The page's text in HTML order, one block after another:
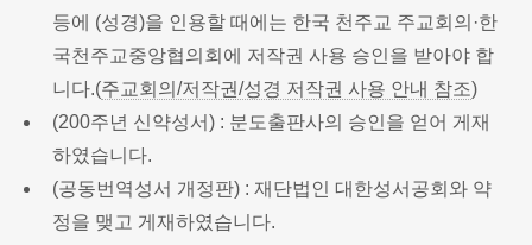
등에 (성경)을 인용할 때에는 한국 천주교 주교회의·한
국천주교중앙협의회에 저작권 사용 승인을 받아야 합
니다.(주교회의/저작권/성경 저작권 사용 안내 참조)
(200주년 신약성서) : 분도출판사의 승인을 얻어 게재
하였습니다.
(공동번역성서 개정판) : 재단법인 대한성서공회와 약
정을 맺고 게재하였습니다.